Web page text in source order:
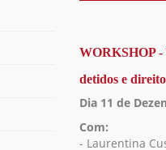
WORKSHOP
detidos e
Dia 11 de
Com:
- Laurentina